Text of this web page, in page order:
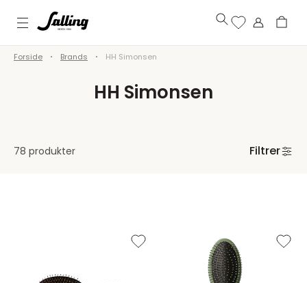
Forside Brands HH Simonsen
HH Simonsen
78 produkter Filtrer